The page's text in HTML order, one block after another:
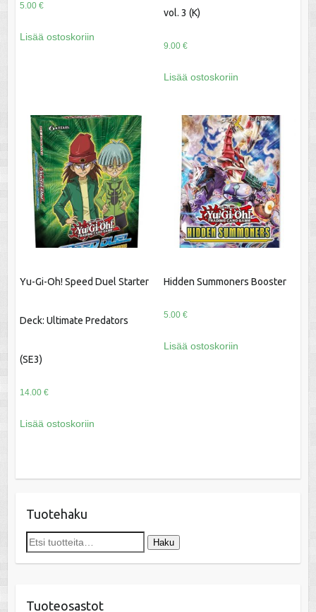
5.00 €
Lisää ostoskoriin
vol. 3 (K)
9.00 €
Lisää ostoskoriin
Yu-Gi-Oh! Speed Duel Starter
Deck: Ultimate Predators
(SE3)
14.00 €
Lisää ostoskoriin
Hidden Summoners Booster
5.00 €
Lisää ostoskoriin
Tuotehaku
Etsi: Haku
Tuoteosastot